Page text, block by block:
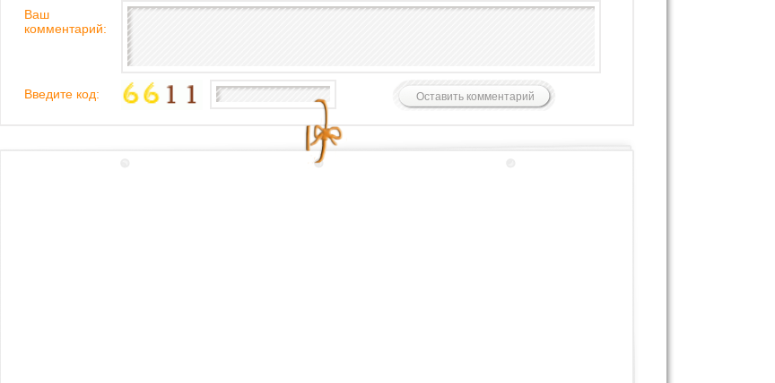
Ваш
комментарий:
Введите код: